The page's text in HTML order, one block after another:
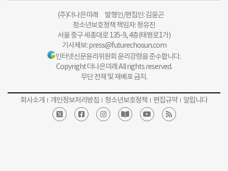
(주)더나은미래 발행인/편집인: 김윤곤
청소년보호정책 책임자: 정유진
서울 중구 세종대로 135-9, 4층(태평로1가)
기사제보:press@futurechosun.com
인터넷신문윤리위원회 윤리강령을 준수합니다.
Copyright 더나은미래 All rights reserved.
무단 전재 및 재배포 금지.
회사소개 개인정보처리방침 청소년보호정책 편집규약 알립니다